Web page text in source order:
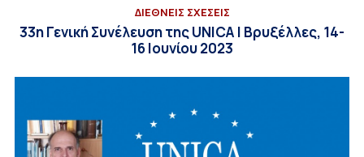
ΔΙΕΘΝΕΙΣ ΣΧΕΣΕΙΣ
33η Γενική Συνέλευση της UNICA | Βρυξέλλες, 14-
16 Ιουνίου 2023